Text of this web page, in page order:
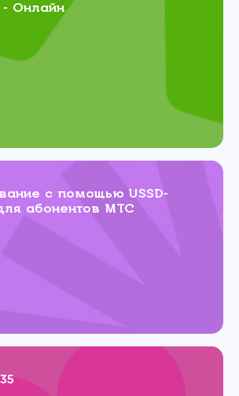
Онлайн
с помощью USSD-
абонентов МТС